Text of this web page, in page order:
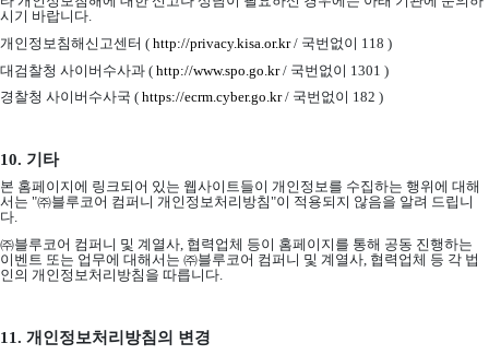
시기 바랍니다.
개인정보침해신고센터 ( http://privacy.kisa.or.kr/ 국번없이 118 )
대검찰청 사이버수사과 ( http://www.spo.go.kr/ 국번없이 1301 )
경찰청 사이버수사국 ( https://ecrm.cyber.go.kr/ 국번없이 182 )
10. 기타
본 홈페이지에 링크되어 있는 웹사이트들이 개인정보를 수집하는 행위에 대해
서는 "㈜블루코어 컴퍼니 개인정보처리방침"이 적용되지 않음을 알려 드립니
다.
㈜블루코어 컴퍼니 및 계열사, 협력업체 등이 홈페이지를 통해 공동 진행하는
이벤트 또는 업무에 대해서는 ㈜블루코어 컴퍼니 및 계열사, 협력업체 등 각 법
인의 개인정보처리방침을 따릅니다.
11. 개인정보처리방침의 변경